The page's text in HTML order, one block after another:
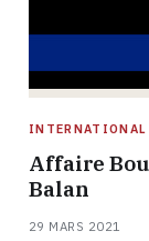
INTERNATIONAL
Affaire
Balan
29 MARS 2021